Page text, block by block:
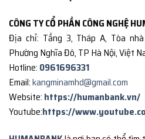
CÔNG TY CỔ PHẦN CÔNG NGHỆ
Địa chỉ: Tầng 3, Tháp A, Tòa
Phường Nghĩa Đô, TP Hà Nội, Việt
Hotline: 0961696331
Email:kangminamhd@gmail.com
Website: https://humanbank.vn/
Youtube:https://